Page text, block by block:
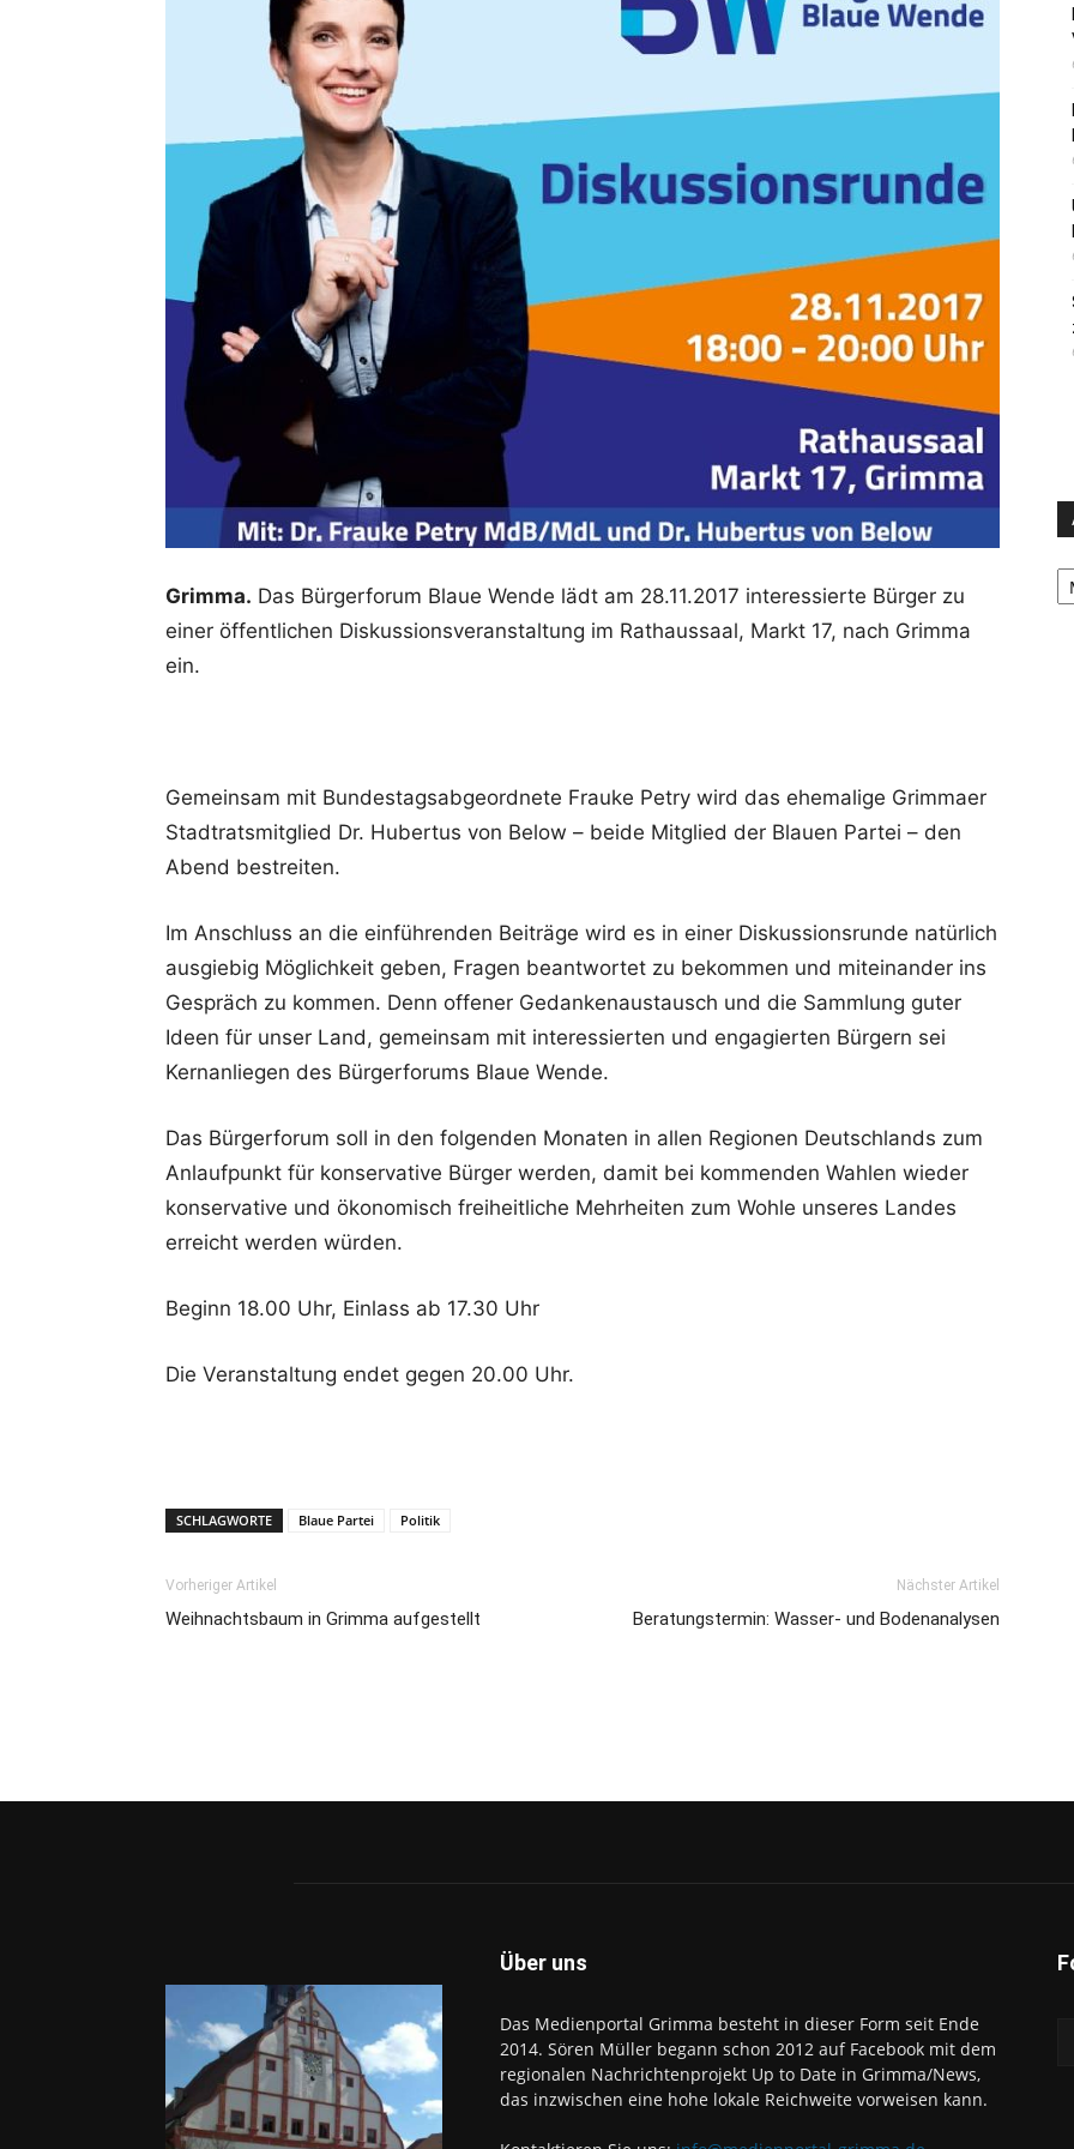
Grimma. Das Bürgerforum Blaue Wende lädt am 28.11.2017 interessierte Bürger zu
einer öffentlichen Diskussionsveranstaltung im Rathaussaal, Markt 17, nach Grimma
ein.
Gemeinsam mit Bundestagsabgeordnete Frauke Petry wird das ehemalige Grimmaer
Stadtratsmitglied Dr. Hubertus von Below – beide Mitglied der Blauen Partei – den
Abend bestreiten.
Im Anschluss an die einführenden Beiträge wird es in einer Diskussionsrunde natürlich
ausgiebig Möglichkeit geben, Fragen beantwortet zu bekommen und miteinander ins
Gespräch zu kommen. Denn offener Gedankenaustausch und die Sammlung guter
Ideen für unser Land, gemeinsam mit interessierten und engagierten Bürgern sei
Kernanliegen des Bürgerforums Blaue Wende.
Das Bürgerforum soll in den folgenden Monaten in allen Regionen Deutschlands zum
Anlaufpunkt für konservative Bürger werden, damit bei kommenden Wahlen wieder
konservative und ökonomisch freiheitliche Mehrheiten zum Wohle unseres Landes
erreicht werden würden.
Beginn 18.00 Uhr, Einlass ab 17.30 Uhr
Die Veranstaltung endet gegen 20.00 Uhr.
SCHLAGWORTE Blaue Partei Politik
Vorheriger Artikel
Weihnachtsbaum in Grimma aufgestellt
Nächster Artikel
Beratungstermin: Wasser- und Bodenanalysen
Über uns
Das Medienportal Grimma besteht in dieser Form seit Ende
2014. Sören Müller begann schon 2012 auf Facebook mit dem
regionalen Nachrichtenprojekt Up to Date in Grimma/News,
das inzwischen eine hohe lokale Reichweite vorweisen kann.